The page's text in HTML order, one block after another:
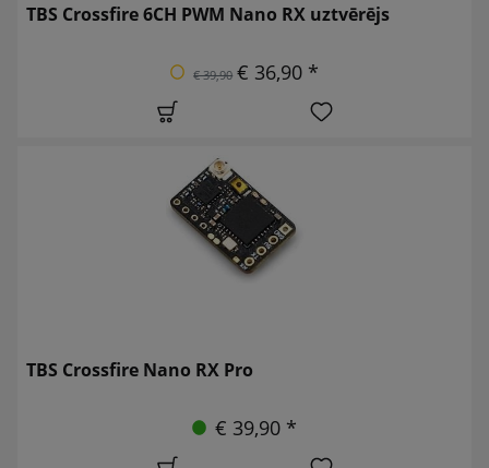
TBS Crossfire 6CH PWM Nano RX uztvērējs
€ 39,90 € 36,90 *
TBS Crossfire Nano RX Pro
€ 39,90 *